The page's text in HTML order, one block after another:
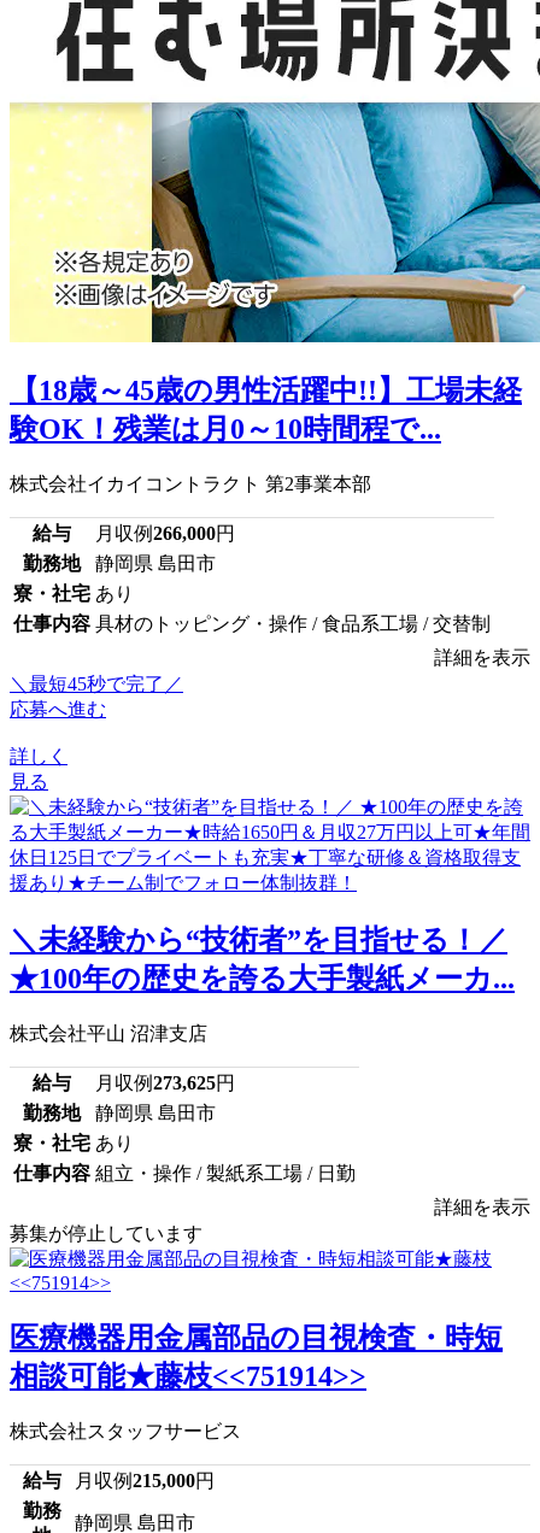
【18歳～45歳の男性活躍中!!】工場未経
験OK！残業は月0～10時間程で...
株式会社イカイコントラクト 第2事業本部
給与 月収例266,000円
勤務地
静岡県 島田市
寮・社宅 あり
仕事内容 具材のトッピング・操作 / 食品系工場 / 交替制
詳細を表示
＼最短45秒で完了／
応募へ進む
詳しく
見る
＼未経験から“技術者”を目指せる！／
★100年の歴史を誇る大手製紙メーカ...
株式会社平山 沼津支店
給与 月収例273,625円
勤務地
静岡県 島田市
寮・社宅 あり
仕事内容 組立・操作 / 製紙系工場 / 日勤
詳細を表示
募集が停止しています
医療機器用金属部品の目視検査・時短
相談可能★藤枝<<751914>>
株式会社スタッフサービス
給与 月収例215,000円
勤務
静岡県 島田市